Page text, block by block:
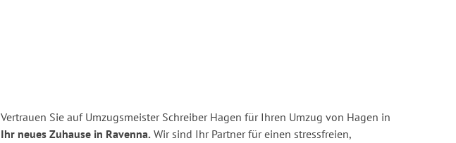
Vertrauen Sie auf Umzugsmeister Schreiber Hagen für Ihren Umzug von Hagen in
Ihr neues Zuhause in Ravenna. Wir sind Ihr Partner für einen stressfreien,